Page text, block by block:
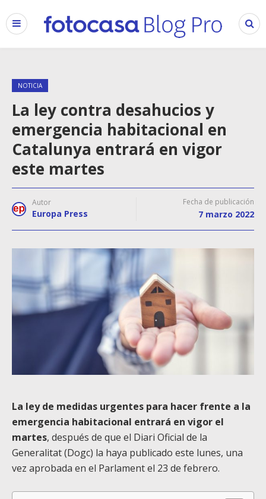
NOTICIA
La ley contra desahucios y
emergencia habitacional en
Catalunya entrará en vigor
este martes
Autor
Europa Press
Fecha de publicación
7 marzo 2022
La ley de medidas urgentes para hacer frente a la
emergencia habitacional entrará en vigor el
martes, después de que el Diari Oficial de la
Generalitat (Dogc) la haya publicado este lunes, una
vez aprobada en el Parlament el 23 de febrero.